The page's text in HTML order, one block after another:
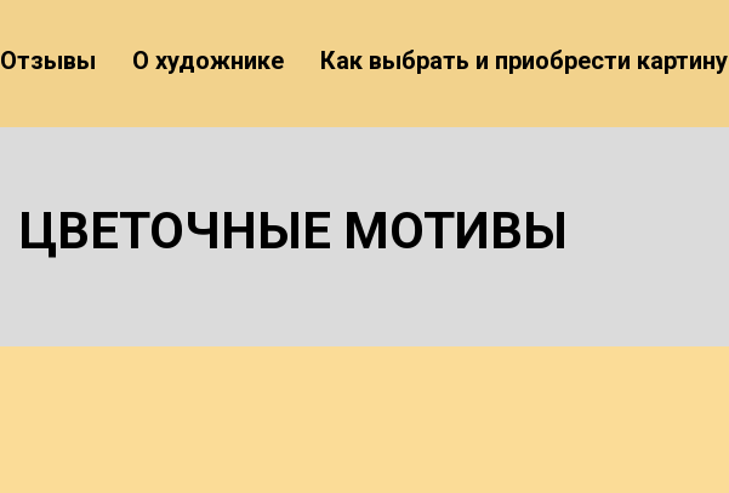
Отзывы О художнике Как выбрать и приобрести картину
ЦВЕТОЧНЫЕ МОТИВЫ